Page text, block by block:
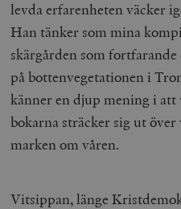
levda erfarenheten väcker
Han tänker som mina
skärgården som
på bottenvegetationen i
känner en djup mening i att
bokarna sträcker sig ut
marken om våren.
Vitsippan, länge